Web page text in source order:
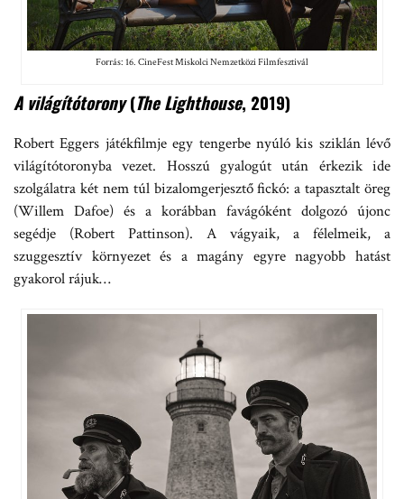
Forrás: 16. CineFest Miskolci Nemzetközi Filmfesztivál
A világítótorony(The Lighthouse, 2019)
Robert Eggers játékfilmje egy tengerbe nyúló kis sziklán lévő
világítótoronyba vezet. Hosszú gyalogút után érkezik ide
szolgálatra két nem túl bizalomgerjesztő fickó: a tapasztalt öreg
(Willem Dafoe) és a korábban favágóként dolgozó újonc
segédje (Robert Pattinson). A vágyaik, a félelmeik, a
szuggesztív környezet és a magány egyre nagyobb hatást
gyakorol rájuk…